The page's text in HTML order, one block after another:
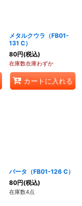
メタルクウラ（FB01-
131 C）
80円(税込)
在庫数在庫わずか
カートに入れる
バータ（FB01-126 C）
80円(税込)
在庫数4点